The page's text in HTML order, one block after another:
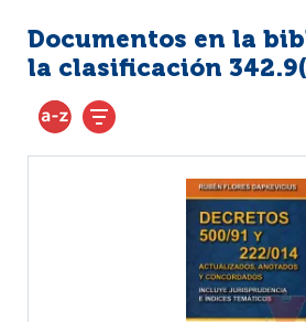
Documentos en la
la clasificación